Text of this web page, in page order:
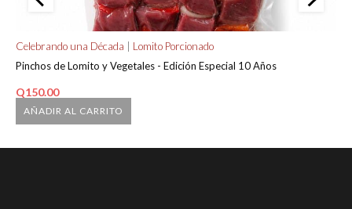
AÑADIR AL CARRITO
Celebrando una Década
Lomito Porcionado
Pinchos de Lomito y Vegetales - Edición Especial 10 Años
Q150.00